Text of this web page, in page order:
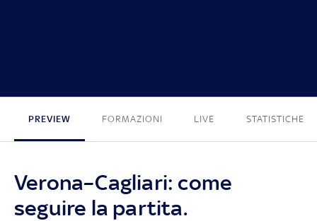
PREVIEW FORMAZIONI LIVE STATISTICHE
Verona–Cagliari: come
seguire la partita.